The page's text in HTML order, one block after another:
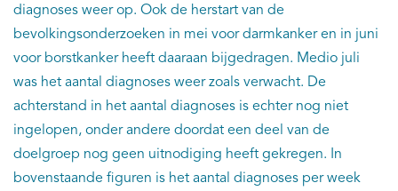
diagnoses weer op. Ook de herstart van de
bevolkingsonderzoeken in mei voor darmkanker en in juni
voor borstkanker heeft daaraan bijgedragen. Medio juli
was het aantal diagnoses weer zoals verwacht. De
achterstand in het aantal diagnoses is echter nog niet
ingelopen, onder andere doordat een deel van de
doelgroep nog geen uitnodiging heeft gekregen. In
bovenstaande figuren is het aantal diagnoses per week